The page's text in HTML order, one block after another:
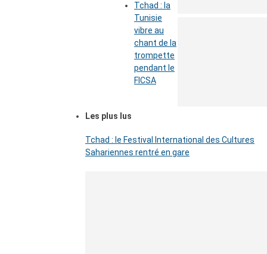
Tchad : la
Tunisie
vibre au
chant de la
trompette
pendant le
FICSA
Les plus lus
Tchad : le Festival International des Cultures
Sahariennes rentré en gare